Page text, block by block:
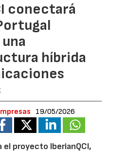
conectará
híbrida
19/05/2026
el proyecto IberianQCI,